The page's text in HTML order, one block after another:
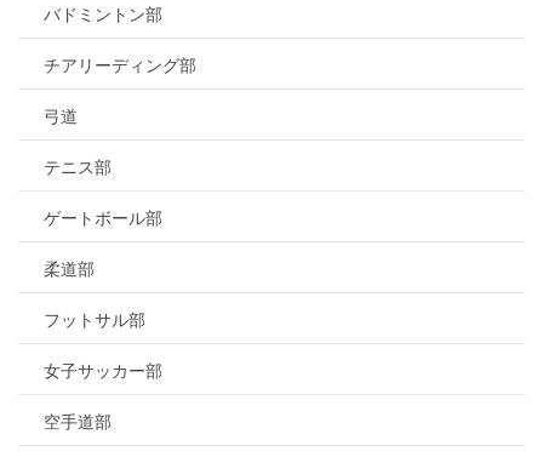
バドミントン部
チアリーディング部
弓道
テニス部
ゲートボール部
柔道部
フットサル部
女子サッカー部
空手道部